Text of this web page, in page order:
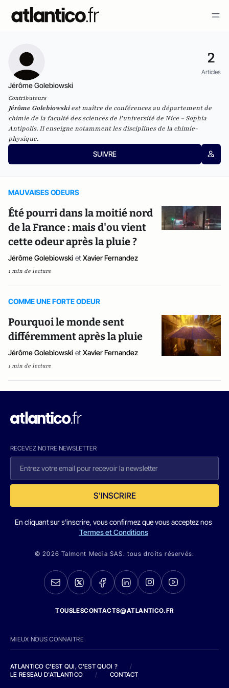
2
Articles
Jérôme Golebiowski
Contributeurs
Jérôme Golebiowskiest maître de conférences au département de
chimie de la faculté des sciences de l’université de Nice – Sophia
Antipolis. Il enseigne notamment les disciplines de la chimie-
physique.
SUIVRE
MAUVAISES ODEURS
Été pourri dans la moitié nord
de la France : mais d'ou vient
cette odeur après la pluie ?
Jérôme Golebiowski et Xavier Fernandez
1 min de lecture
COMME UNE FORTE ODEUR
Pourquoi le monde sent
différemment après la pluie
Jérôme Golebiowski et Xavier Fernandez
1 min de lecture
RECEVEZ NOTRE NEWSLETTER
S'INSCRIRE
En cliquant sur s'inscrire, vous confirmez que vous acceptez nos
Termes et Conditions
© 2026 Talmont Media SAS. tous droits réservés.
TOUSLESCONTACTS@ATLANTICO.FR
MIEUX NOUS CONNAITRE
ATLANTICO C'EST QUI, C'EST QUOI ?
/
LE RESEAU D'ATLANTICO
/ CONTACT